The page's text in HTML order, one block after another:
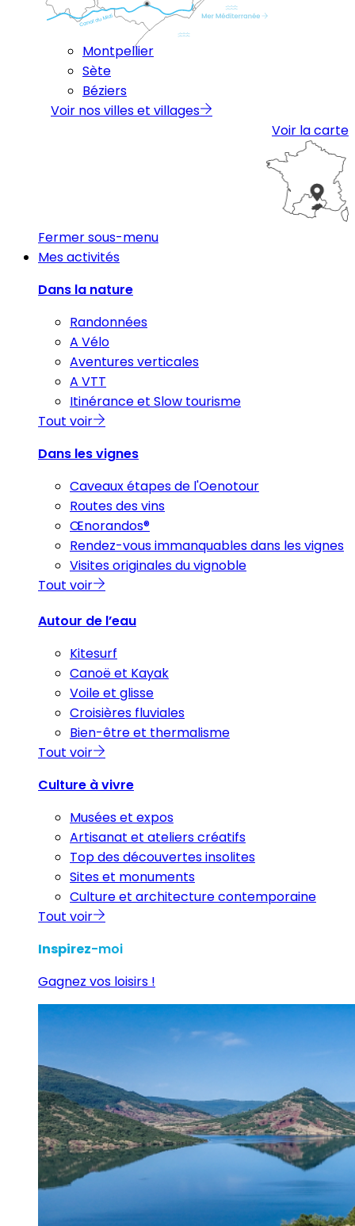
Montpellier
Sète
Béziers
Voir nos villes et villages
Voir la carte
Fermer sous-menu
Mes activités
Dans la nature
Randonnées
A Vélo
Aventures verticales
A VTT
Itinérance et Slow tourisme
Tout voir
Dans les vignes
Caveaux étapes de l'Oenotour
Routes des vins
Œnorandos®
Rendez-vous immanquables dans les vignes
Visites originales du vignoble
Tout voir
Autour de l’eau
Kitesurf
Canoë et Kayak
Voile et glisse
Croisières fluviales
Bien-être et thermalisme
Tout voir
Culture à vivre
Musées et expos
Artisanat et ateliers créatifs
Top des découvertes insolites
Sites et monuments
Culture et architecture contemporaine
Tout voir
Inspirez-moi
Gagnez vos loisirs !